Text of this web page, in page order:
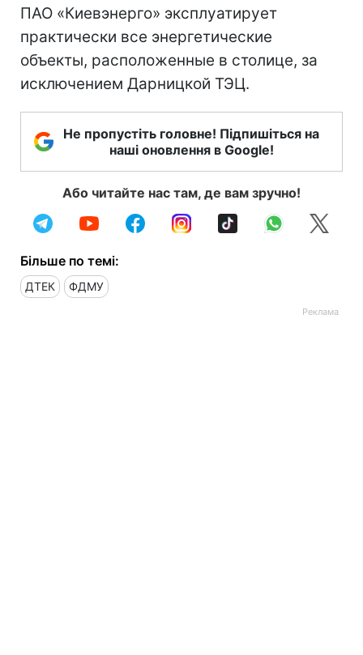
ПАО «Киевэнерго» эксплуатирует
практически все энергетические
объекты, расположенные в столице, за
исключением Дарницкой ТЭЦ.
Не пропустіть головне! Підпишіться на
наші оновлення в Google!
Або читайте нас там, де вам зручно!
Більше по темі:
ДТЕК ФДМУ